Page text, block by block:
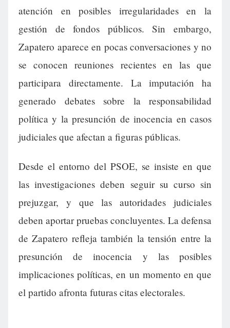
atención en posibles irregularidades en la
gestión de fondos públicos. Sin embargo,
Zapatero aparece en pocas conversaciones y no
se conocen reuniones recientes en las que
participara directamente. La imputación ha
generado debates sobre la responsabilidad
política y la presunción de inocencia en casos
judiciales que afectan a figuras públicas.
Desde el entorno del PSOE, se insiste en que
las investigaciones deben seguir su curso sin
prejuzgar, y que las autoridades judiciales
deben aportar pruebas concluyentes. La defensa
de Zapatero refleja también la tensión entre la
presunción de inocencia y las posibles
implicaciones políticas, en un momento en que
el partido afronta futuras citas electorales.